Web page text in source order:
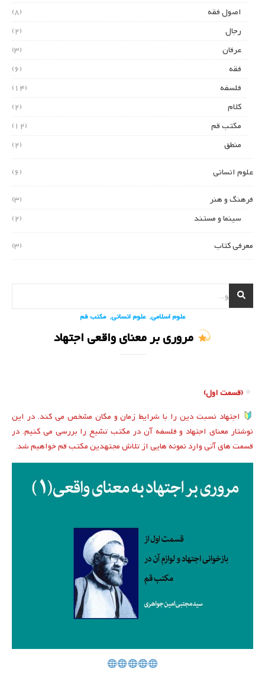
اصول فقه
(8)
رجال
(2)
عرفان
(3)
فقه
(6)
فلسفه
(14)
کلام
(2)
مکتب قم
(12)
منطق
(2)
علوم انسانی
(6)
فرهنگ و هنر
(3)
سینما و مستند
(2)
معرفی کتاب
(3)
علوم اسلامی,علوم انسانی,مکتب قم
مروری بر معنای واقعی اجتهاد
(قسمت اول)
اجتهاد نسبت دین را با شرایط زمان و مکان مشخص می کند. در این
نوشتار معنای اجتهاد و فلسفه آن در مکتب تشیع را بررسی می کنیم. در
قسمت های آتی وارد نمونه هایی از تلاش مجتهدین مکتب قم خواهیم شد.